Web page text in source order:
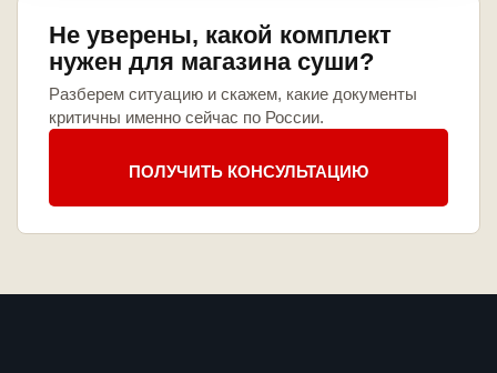
Не уверены, какой комплект
нужен для магазина суши?
Разберем ситуацию и скажем, какие документы
критичны именно сейчас по России.
ПОЛУЧИТЬ КОНСУЛЬТАЦИЮ